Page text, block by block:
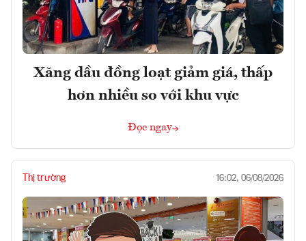
Xăng dầu đồng loạt giảm giá, thấp
hơn nhiều so với khu vực
Đọc ngay
Thị trường 16:02, 06/08/2026